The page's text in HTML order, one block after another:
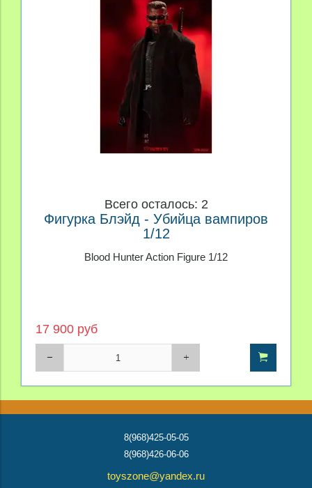
Всего осталось: 2
Фигурка Блэйд - Убийца вампиров
1/12
Blood Hunter Action Figure 1/12
17 900 руб
8(968)425-05-05
8(968)426-06-06
toyszone@yandex.ru